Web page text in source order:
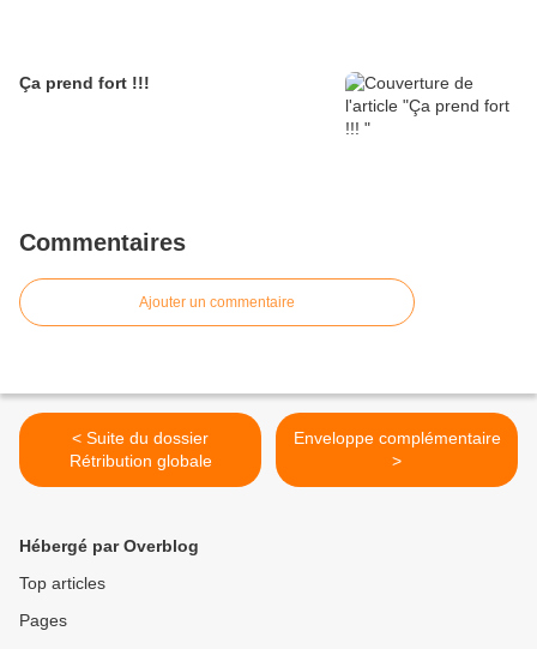
Ça prend fort !!!
Commentaires
Ajouter un commentaire
< Suite du dossier
Rétribution globale
Enveloppe complémentaire
>
Hébergé par Overblog
Top articles
Pages